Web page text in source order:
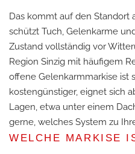
Das kommt auf den Standort
schützt Tuch, Gelenkarme
Zustand vollständig vor
Region Sinzig mit häufigem
offene Gelenkarmmarkise ist
kostengünstiger, eignet sich
Lagen, etwa unter einem
gerne, welches System zu
WELCHE MARKISE